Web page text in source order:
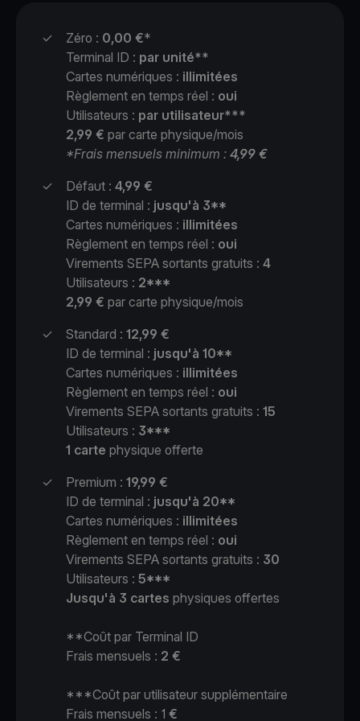
✓ Zéro : 0,00 €*
Terminal ID : par unité**
Cartes numériques : illimitées
Règlement en temps réel : oui
Utilisateurs : par utilisateur***
2,99 € par carte physique/mois
*Frais mensuels minimum : 4,99 €
✓
Défaut : 4,99 €
ID de terminal : jusqu'à 3**
Cartes numériques : illimitées
Règlement en temps réel : oui
Virements SEPA sortants gratuits : 4
Utilisateurs : 2***
2,99 € par carte physique/mois
✓
Standard : 12,99 €
ID de terminal : jusqu'à 10**
Cartes numériques : illimitées
Règlement en temps réel : oui
Virements SEPA sortants gratuits : 15
Utilisateurs : 3***
1 carte physique offerte
✓
Premium : 19,99 €
ID de terminal : jusqu'à 20**
Cartes numériques : illimitées
Règlement en temps réel : oui
Virements SEPA sortants gratuits : 30
Utilisateurs : 5***
Jusqu'à 3 cartes physiques offertes
**Coût par Terminal ID
Frais mensuels : 2 €
***Coût par utilisateur supplémentaire
Frais mensuels : 1 €